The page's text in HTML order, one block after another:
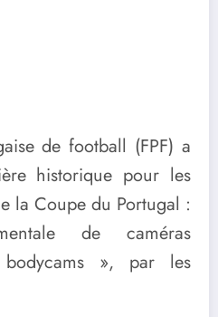
de football (FPF) a
historique pour les
la Coupe du Portugal :
de caméras
», par les